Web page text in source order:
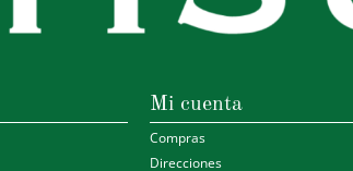
Mi cuenta
Compras
Direcciones